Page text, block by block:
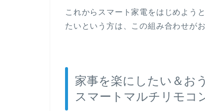
これからスマート家電をはじめよう
たいという方は、この組み合わせが
家事を楽にしたい＆お
スマートマルチリモコ